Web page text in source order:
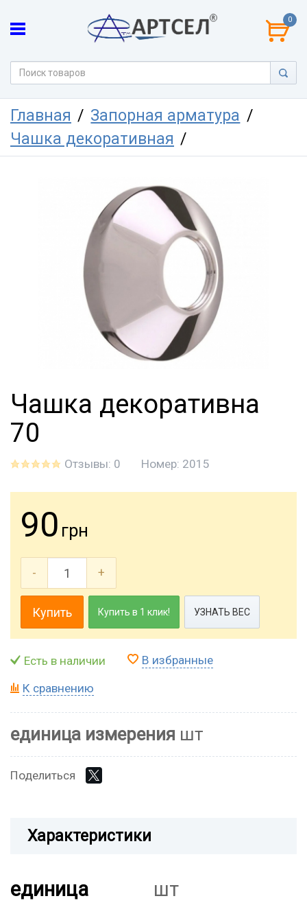
0
Главная
Запорная арматура
Чашка декоративная
Чашка декоративна
70
Отзывы: 0 Номер: 2015
90 грн
- +
Купить Купить в 1 клик! УЗНАТЬ ВЕС
Есть в наличии В избранные
К сравнению
единица измерения шт
Поделиться
Характеристики
единица
шт